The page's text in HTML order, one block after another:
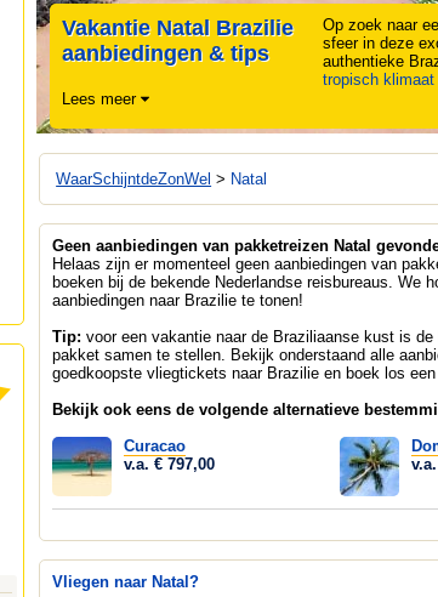
Vakantie Natal Brazilie
aanbiedingen & tips
Op zoek naar
sfeer in deze
authentieke
tropisch klimaat
Lees meer
WaarSchijntdeZonWel > Natal
Geen aanbiedingen van pakketreizen Natal
Helaas zijn er momenteel geen aanbiedingen van
boeken bij de bekende Nederlandse reisbureaus. We
aanbiedingen naar Brazilie te tonen!
Tip: voor een vakantie naar de Braziliaanse kust is
pakket samen te stellen. Bekijk onderstaand alle
goedkoopste vliegtickets naar Brazilie en boek los
Bekijk ook eens de volgende alternatieve
Curacao
v.a. € 797,00
Vliegen naar Natal?